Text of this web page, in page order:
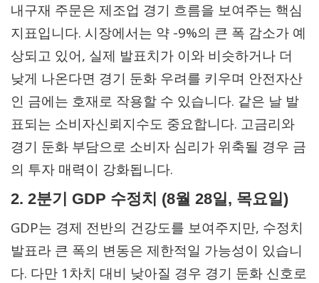
내구재 주문은 제조업 경기 흐름을 보여주는 핵심
지표입니다. 시장에서는 약 -9%의 큰 폭 감소가 예
상되고 있어, 실제 발표치가 이와 비슷하거나 더
낮게 나온다면 경기 둔화 우려를 키우며 안전자산
인 금에는 호재로 작용할 수 있습니다. 같은 날 발
표되는 소비자신뢰지수도 중요합니다. 고금리와
경기 둔화 부담으로 소비자 심리가 위축될 경우 금
의 투자 매력이 강화됩니다.
2. 2분기 GDP 수정치 (8월 28일, 목요일)
GDP는 경제 전반의 건강도를 보여주지만, 수정치
발표라 큰 폭의 변동은 제한적일 가능성이 있습니
다. 다만 1차치 대비 낮아질 경우 경기 둔화 신호로